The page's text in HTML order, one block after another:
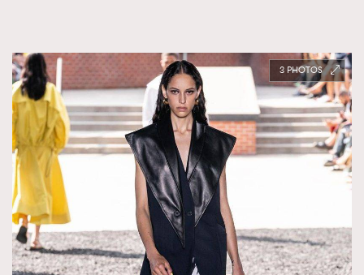
TRENDING
AFrenchMind
DressLikeAParisienne
EmpowerF
FashionWeek FigaroAesthetic
3